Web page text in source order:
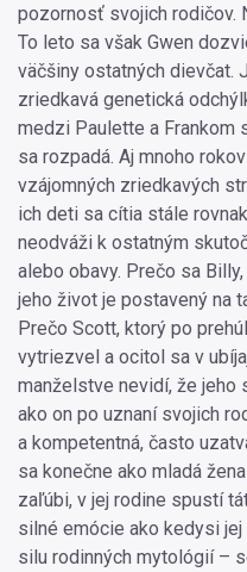
pozornosť svojich rodičov.
To leto sa však Gwen
väčšiny ostatných dievčat.
zriedkavá genetická
medzi Paulette a Frankom
sa rozpadá. Aj mnoho
vzájomných zriedkavých
ich deti sa cítia stále
neodváži k ostatným
alebo obavy. Prečo sa
jeho život je postavený na
Prečo Scott, ktorý po
vytriezvel a ocitol sa v
manželstve nevidí, že jeho
ako on po uznaní svojich
a kompetentná, často
sa konečne ako mladá
zaľúbi, v jej rodine spustí
silné emócie ako kedysi
silu rodinných mytológií –